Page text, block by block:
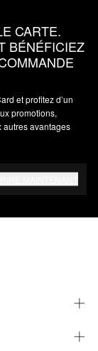
CARTE.
BÉNÉFICIEZ
et profitez d’un
promotions,
autres avantages